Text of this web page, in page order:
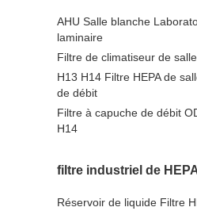
AHU Salle blanche
laminaire
Filtre de climatiseur de
H13 H14 Filtre HEPA de
de débit
Filtre à capuche de débit
H14
filtre industriel de
Réservoir de liquide Filtre